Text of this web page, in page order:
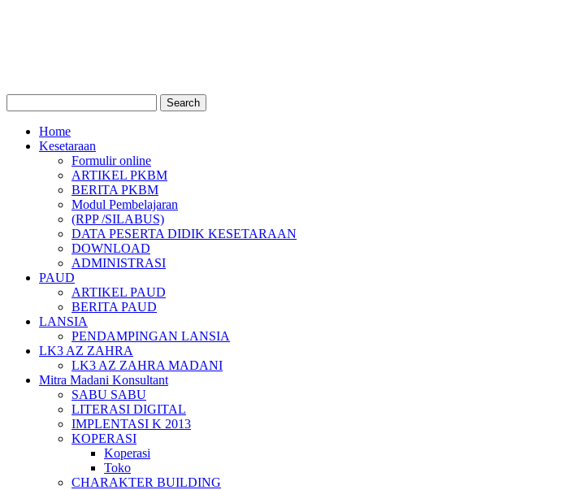
Home
Kesetaraan
Formulir online
ARTIKEL PKBM
BERITA PKBM
Modul Pembelajaran
(RPP /SILABUS)
DATA PESERTA DIDIK KESETARAAN
DOWNLOAD
ADMINISTRASI
PAUD
ARTIKEL PAUD
BERITA PAUD
LANSIA
PENDAMPINGAN LANSIA
LK3 AZ ZAHRA
LK3 AZ ZAHRA MADANI
Mitra Madani Konsultant
SABU SABU
LITERASI DIGITAL
IMPLENTASI K 2013
KOPERASI
Koperasi
Toko
CHARAKTER BUILDING